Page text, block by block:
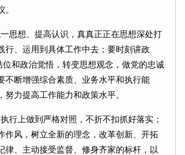
想、提高认识，真真正正在思想深处打
行、运用到具体工作中去；要时刻讲政
和政治觉悟，转变思想观念，做党的忠诚
不断增强综合素质、业务水平和执行能
力提高工作能力和政策水平。
上做到严格对照，不折不扣抓好落实；
风，树立全新的理念，改革创新、开拓
、主动接受监督、修身齐家的标杆，以